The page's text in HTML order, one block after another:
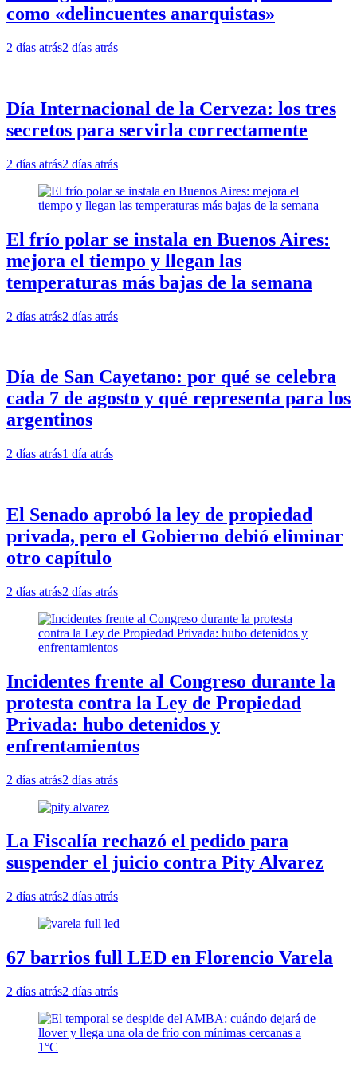
como «delincuentes anarquistas»
2 días atrás2 días atrás
Día Internacional de la Cerveza: los tres
secretos para servirla correctamente
2 días atrás2 días atrás
El frío polar se instala en Buenos Aires:
mejora el tiempo y llegan las
temperaturas más bajas de la semana
2 días atrás2 días atrás
Día de San Cayetano: por qué se celebra
cada 7 de agosto y qué representa para los
argentinos
2 días atrás1 día atrás
El Senado aprobó la ley de propiedad
privada, pero el Gobierno debió eliminar
otro capítulo
2 días atrás2 días atrás
Incidentes frente al Congreso durante la
protesta contra la Ley de Propiedad
Privada: hubo detenidos y
enfrentamientos
2 días atrás2 días atrás
La Fiscalía rechazó el pedido para
suspender el juicio contra Pity Alvarez
2 días atrás2 días atrás
67 barrios full LED en Florencio Varela
2 días atrás2 días atrás